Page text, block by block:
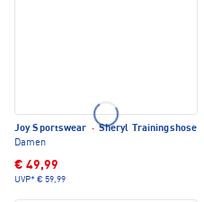
Joy Sportswear · Sheryl Trainingshose
Damen
€ 49,99
UVP* € 59,99